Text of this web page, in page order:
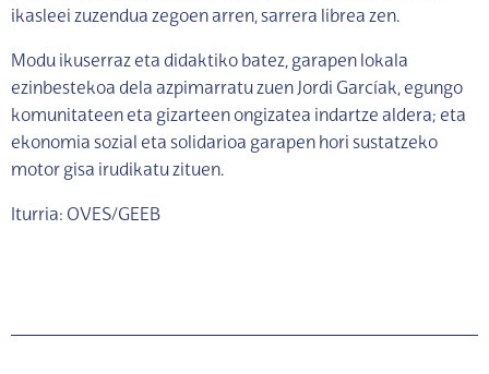
ikasleei zuzendua zegoen arren, sarrera librea zen.
Modu ikuserraz eta didaktiko batez, garapen lokala
ezinbestekoa dela azpimarratu zuen Jordi Garcíak, egungo
komunitateen eta gizarteen ongizatea indartze aldera; eta
ekonomia sozial eta solidarioa garapen hori sustatzeko
motor gisa irudikatu zituen.
Iturria: OVES/GEEB